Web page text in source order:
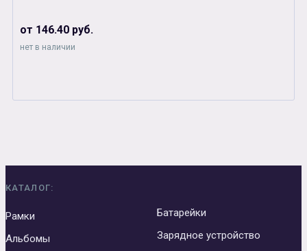
от 146.40 руб.
нет в наличии
КАТАЛОГ:
Рамки
Альбомы
Батарейки
Зарядное устройство